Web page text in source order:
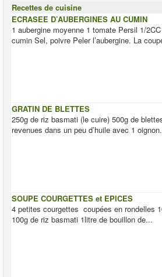
Recettes de cuisine
ECRASEE D’AUBERGINES AU CUMIN
1 aubergine moyenne 1 tomate Persil 1/
cumin Sel, poivre Peler l’aubergine. La
GRATIN DE BLETTES
250g de riz basmati (le cuire) 500g de
revenues dans un peu d’huile avec 1
SOUPE COURGETTES et EPICES
4 petites courgettes coupées en rondelles
100g de riz basmati 1litre de bouillon de...